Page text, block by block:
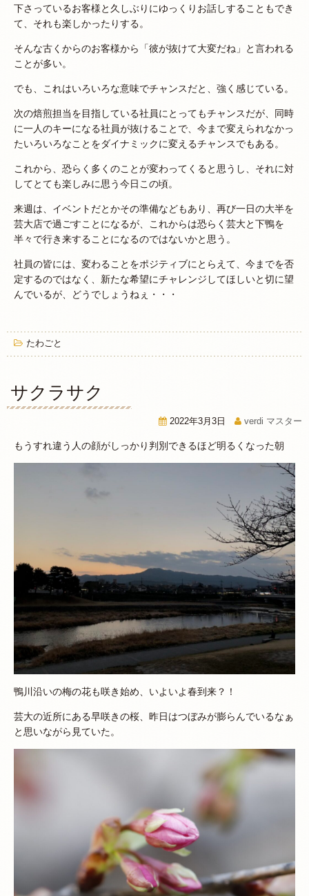
下さっているお客様と久しぶりにゆっくりお話しすることもでき
て、それも楽しかったりする。
そんな古くからのお客様から「彼が抜けて大変だね」と言われる
ことが多い。
でも、これはいろいろな意味でチャンスだと、強く感じている。
次の焙煎担当を目指している社員にとってもチャンスだが、同時
に一人のキーになる社員が抜けることで、今まで変えられなかっ
たいろいろなことをダイナミックに変えるチャンスでもある。
これから、恐らく多くのことが変わってくると思うし、それに対
してとても楽しみに思う今日この頃。
来週は、イベントだとかその準備などもあり、再び一日の大半を
芸大店で過ごすことになるが、これからは恐らく芸大と下鴨を
半々で行き来することになるのではないかと思う。
社員の皆には、変わることをポジティブにとらえて、今までを否
定するのではなく、新たな希望にチャレンジしてほしいと切に望
んでいるが、どうでしょうねぇ・・・
たわごと
サクラサク
2022年3月3日 verdi マスター
もうすれ違う人の顔がしっかり判別できるほど明るくなった朝
鴨川沿いの梅の花も咲き始め、いよいよ春到来？！
芸大の近所にある早咲きの桜、昨日はつぼみが膨らんでいるなぁ
と思いながら見ていた。